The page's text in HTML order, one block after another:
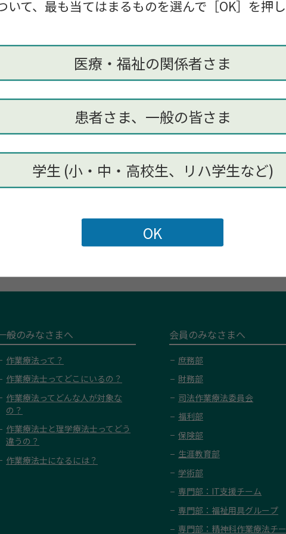
いて、最も当てはまるものを選んで［OK］を押
医療・福祉の関係者さま
患者さま、一般の皆さま
学生 (小・中・高校生、リハ学生など)
プライバシーポリシーに同意いただける場合は「同意す
同意する
同意しない
般のみなさまへ
作業療法って？
作業療法士ってどこにいるの？
作業療法ってどんな人が対象な
の？
作業療法士と理学療法士ってどう
違うの？
作業療法士になるには？
会員のみなさまへ
庶務部
財務部
司法作業療法委員会
福利部
保険部
生涯教育部
学術部
専門部：IT支援チーム
専門部：福祉用具グループ
専門部：精神科作業療法チ